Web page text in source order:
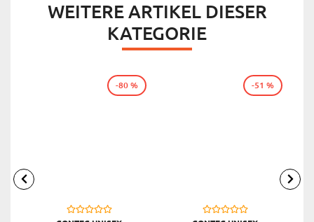
WEITERE ARTIKEL DIESER
KATEGORIE
-80 % -51 %